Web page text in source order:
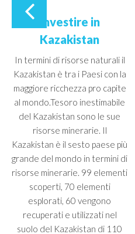
Investire in
Kazakistan
In termini di risorse naturali il
Kazakistan è tra i Paesi con la
maggiore ricchezza pro capite
al mondo.Tesoro inestimabile
del Kazakistan sono le sue
risorse minerarie. Il
Kazakistan è il sesto paese più
grande del mondo in termini di
risorse minerarie. 99 elementi
scoperti, 70 elementi
esplorati, 60 vengono
recuperati e utilizzati nel
suolo del Kazakistan di 110